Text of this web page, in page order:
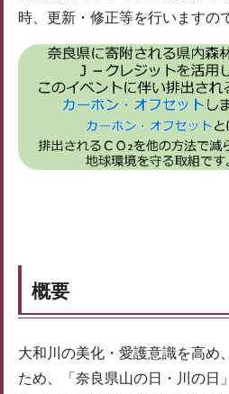
時、更新・修正等を行いますの
概要
大和川の美化・愛護意識を高め
ため、「奈良県山の日・川の日